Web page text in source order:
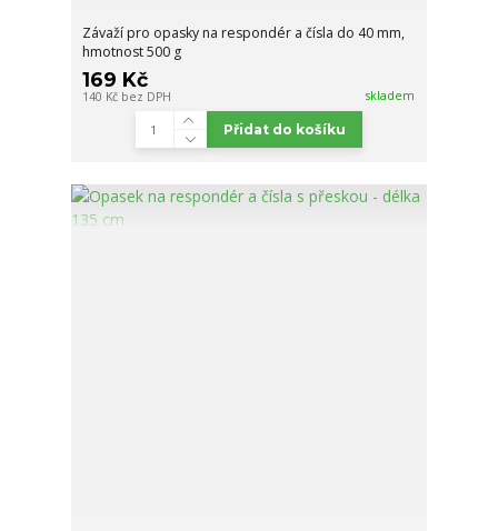
Závaží pro opasky na respondér a čísla do 40 mm,
hmotnost 500 g
169 Kč
140 Kč bez DPH skladem
Přidat do košíku